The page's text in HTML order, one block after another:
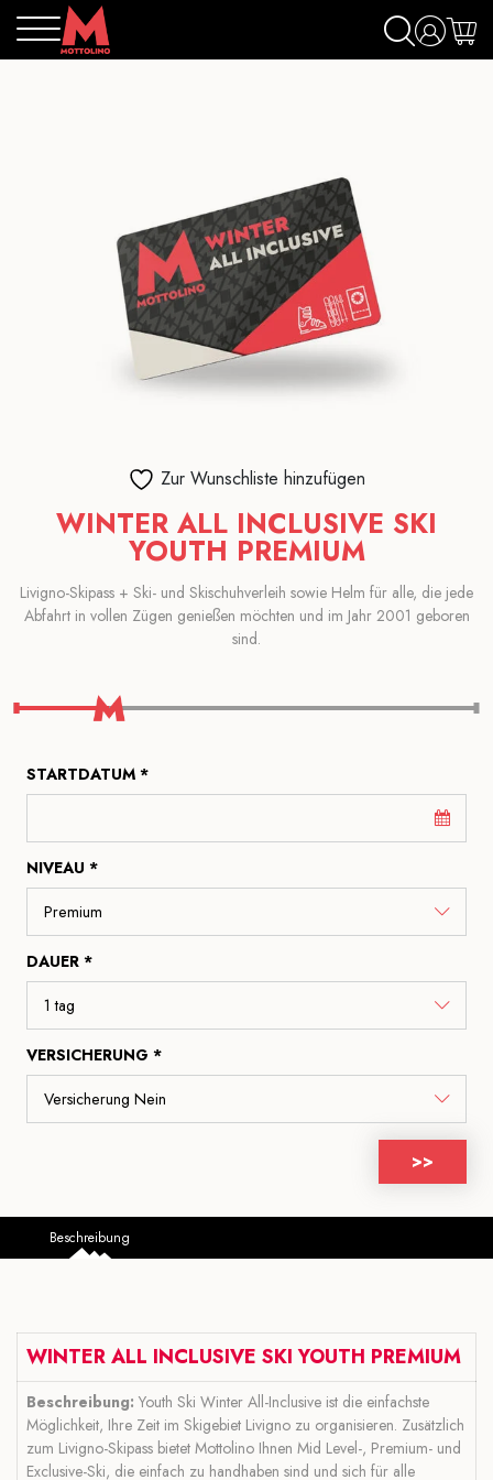
Zur Wunschliste hinzufügen
WINTER ALL INCLUSIVE SKI
YOUTH PREMIUM
Livigno-Skipass + Ski- und Skischuhverleih sowie Helm für alle, die jede
Abfahrt in vollen Zügen genießen möchten und im Jahr 2001 geboren
sind.
STARTDATUM *
NIVEAU *
DAUER *
VERSICHERUNG *
>>
Beschreibung
WINTER ALL INCLUSIVE SKI YOUTH PREMIUM
Beschreibung: Youth Ski Winter All-Inclusive ist die einfachste
Möglichkeit, Ihre Zeit im Skigebiet Livigno zu organisieren. Zusätzlich
zum Livigno-Skipass bietet Mottolino Ihnen Mid Level-, Premium- und
Exclusive-Ski, die einfach zu handhaben sind und sich für alle